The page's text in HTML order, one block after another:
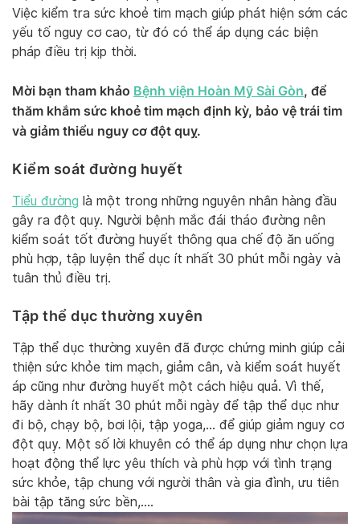
Việc kiểm tra sức khoẻ tim mạch giúp phát hiện sớm các
yếu tố nguy cơ cao, từ đó có thể áp dụng các biện
pháp điều trị kịp thời.
Mời bạn tham khảo Bệnh viện Hoàn Mỹ Sài Gòn, để
thăm khắm sức khoẻ tim mạch định kỳ, bảo vệ trái tim
và giảm thiểu nguy cơ đột quỵ.
Kiểm soát đường huyết
Tiểu đường là một trong những nguyên nhân hàng đầu
gây ra đột quỵ. Người bệnh mắc đái tháo đường nên
kiểm soát tốt đường huyết thông qua chế độ ăn uống
phù hợp, tập luyện thể dục ít nhất 30 phút mỗi ngày và
tuân thủ điều trị.
Tập thể dục thường xuyên
Tập thể dục thường xuyên đã được chứng minh giúp cải
thiện sức khỏe tim mạch, giảm cân, và kiểm soát huyết
áp cũng như đường huyết một cách hiệu quả. Vì thế,
hãy dành ít nhất 30 phút mỗi ngày để tập thể dục như
đi bộ, chạy bộ, bơi lội, tập yoga,… để giúp giảm nguy cơ
đột quỵ. Một số lời khuyên có thể áp dụng như chọn lựa
hoạt động thể lực yêu thích và phù hợp với tình trạng
sức khỏe, tập chung với người thân và gia đình, ưu tiên
bài tập tăng sức bền,….